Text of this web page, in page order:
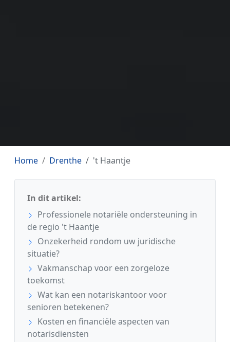
Home Drenthe 't Haantje
In dit artikel:
Professionele notariële ondersteuning in
de regio 't Haantje
Onzekerheid rondom uw juridische
situatie?
Vakmanschap voor een zorgeloze
toekomst
Wat kan een notariskantoor voor
senioren betekenen?
Kosten en financiële aspecten van
notarisdiensten